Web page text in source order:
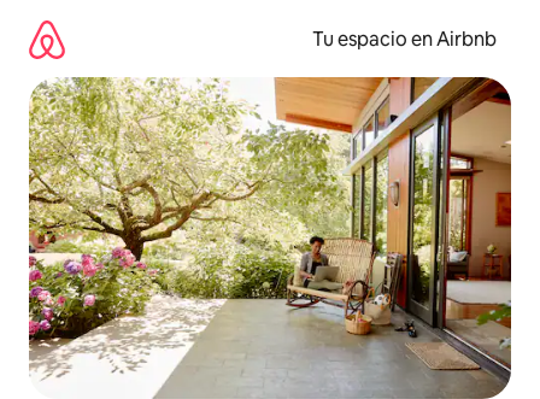
contenido
Tu espacio en Airbnb